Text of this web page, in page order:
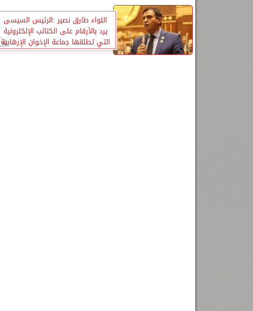
اللواء طارق نصير :الرئيس السيسى
يرد بالأرقام على الكتائب الإلكترونية
التي تطلقها جماعة الإخوان الإرهابية